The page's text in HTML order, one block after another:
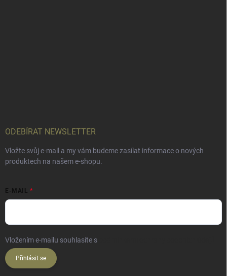
ODEBÍRAT NEWSLETTER
Vložte svůj e-mail a my vám budeme zasílat informace o nových
produktech na našem e-shopu.
E-MAIL
Vložením e-mailu souhlasíte s
Přihlásit se